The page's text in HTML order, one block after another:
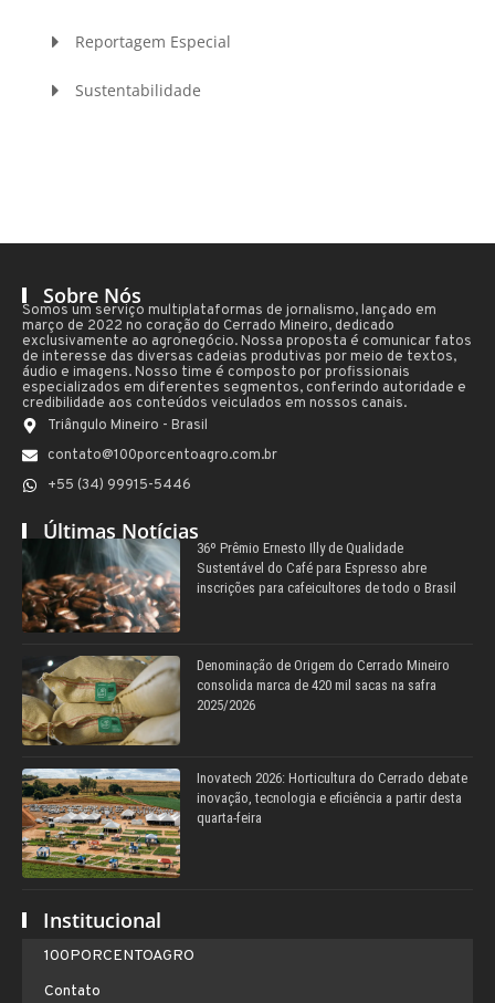
Reportagem Especial
Sustentabilidade
Sobre Nós
Somos um serviço multiplataformas de jornalismo, lançado em
março de 2022 no coração do Cerrado Mineiro, dedicado
exclusivamente ao agronegócio. Nossa proposta é comunicar fatos
de interesse das diversas cadeias produtivas por meio de textos,
áudio e imagens. Nosso time é composto por profissionais
especializados em diferentes segmentos, conferindo autoridade e
credibilidade aos conteúdos veiculados em nossos canais.
Triângulo Mineiro - Brasil
contato@100porcentoagro.com.br
+55 (34) 99915-5446
Últimas Notícias
36º Prêmio Ernesto Illy de Qualidade
Sustentável do Café para Espresso abre
inscrições para cafeicultores de todo o Brasil
Denominação de Origem do Cerrado Mineiro
consolida marca de 420 mil sacas na safra
2025/2026
Inovatech 2026: Horticultura do Cerrado debate
inovação, tecnologia e eficiência a partir desta
quarta-feira
Institucional
100PORCENTOAGRO
Contato